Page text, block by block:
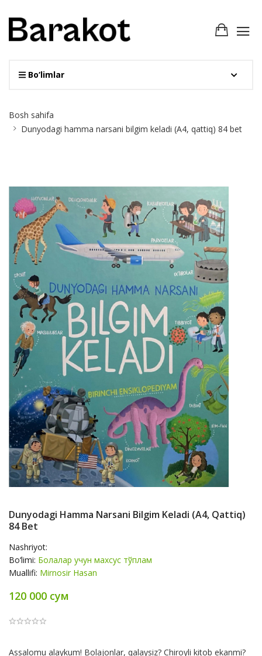
Bo‘limlar
Breadcrumb
Bosh sahifa
Dunyodagi hamma narsani bilgim keladi (А4, qattiq) 84 bet
Dunyodagi Hamma Narsani Bilgim Keladi (А4, Qattiq)
84 Bet
Nashriyot:
Bo‘limi: Болалар учун махсус тўплам
Muallifi: Mirnosir Hasan
120 000 сум
Assalomu alaykum! Bolajonlar, qalaysiz? Chiroyli kitob ekanmi?